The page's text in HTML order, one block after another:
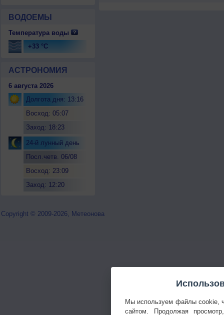
ВОДОЕМЫ
Температура воды
+33 °C
АСТРОНОМИЯ
6 августа 2026
Долгота дня: 13:16
Восход: 05:07
Заход: 18:23
24-й лунный день
Посл.четв. 06/08
Восход: 23:09
Заход: 12:20
Copyright © 2009-2026, Метеонова
Мы используем файлы cookie,
сайтом. Продолжая